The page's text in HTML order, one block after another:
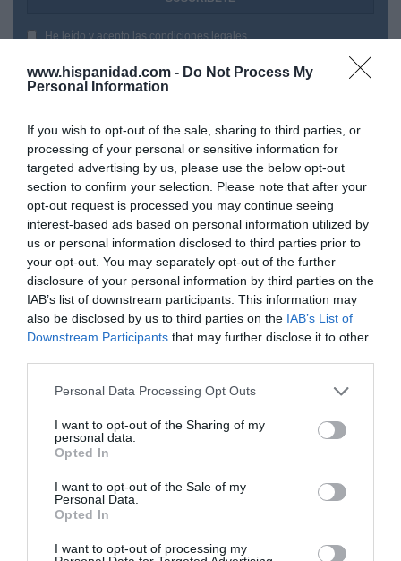
www.hispanidad.com - Do Not Process My
Personal Information
If you wish to opt-out of the sale, sharing to third parties, or
processing of your personal or sensitive information for
targeted advertising by us, please use the below opt-out
section to confirm your selection. Please note that after your
opt-out request is processed you may continue seeing
interest-based ads based on personal information utilized by
us or personal information disclosed to third parties prior to
your opt-out. You may separately opt-out of the further
disclosure of your personal information by third parties on the
IAB’s list of downstream participants. This information may
also be disclosed by us to third parties on the IAB’s List of
Downstream Participants that may further disclose it to other
Personal Data Processing Opt Outs
I want to opt-out of the Sharing of my
personal data.
Opted In
I want to opt-out of the Sale of my
Personal Data.
Opted In
I want to opt-out of processing my
He leído y acepto las condiciones legales
Hoy destacamos
Chat Control para ti, para mí, para todos,
¡por tu seguridad!
Humberto Pérez-Tomé
SOCIEDAD
Memes. Mohamed en la boya